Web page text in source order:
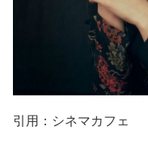
引用：シネマカフェ